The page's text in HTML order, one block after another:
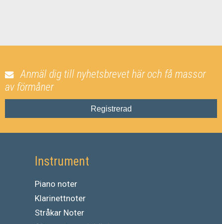
Anmäl dig till nyhetsbrevet här och få massor
av förmåner
Registrerad
Instrument
Piano noter
Klarinettnoter
Stråkar Noter